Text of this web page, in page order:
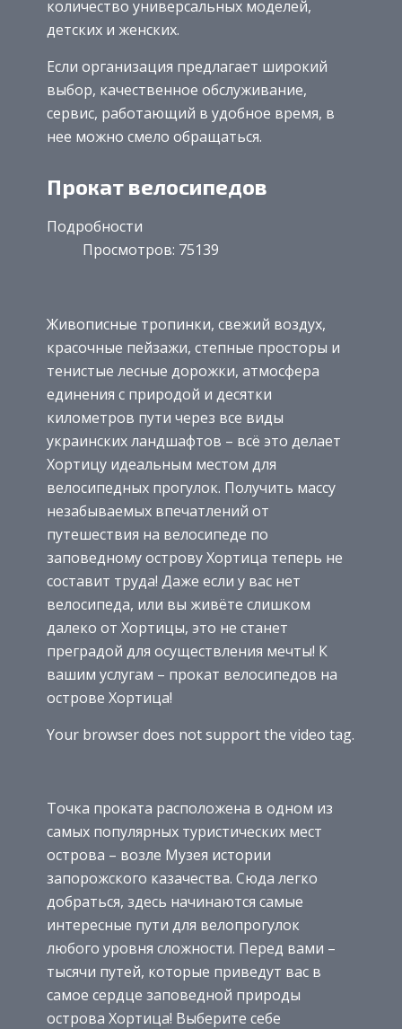
количество универсальных моделей,
детских и женских.
Если организация предлагает широкий
выбор, качественное обслуживание,
сервис, работающий в удобное время, в
нее можно смело обращаться.
Прокат велосипедов
Подробности
Просмотров: 75139
Живописные тропинки, свежий воздух,
красочные пейзажи, степные просторы и
тенистые лесные дорожки, атмосфера
единения с природой и десятки
километров пути через все виды
украинских ландшафтов – всё это делает
Хортицу идеальным местом для
велосипедных прогулок. Получить массу
незабываемых впечатлений от
путешествия на велосипеде по
заповедному острову Хортица теперь не
составит труда! Даже если у вас нет
велосипеда, или вы живёте слишком
далеко от Хортицы, это не станет
преградой для осуществления мечты! К
вашим услугам – прокат велосипедов на
острове Хортица!
Your browser does not support the video tag.
Точка проката расположена в одном из
самых популярных туристических мест
острова – возле Музея истории
запорожского казачества. Сюда легко
добраться, здесь начинаются самые
интересные пути для велопрогулок
любого уровня сложности. Перед вами –
тысячи путей, которые приведут вас в
самое сердце заповедной природы
острова Хортица! Выберите себе